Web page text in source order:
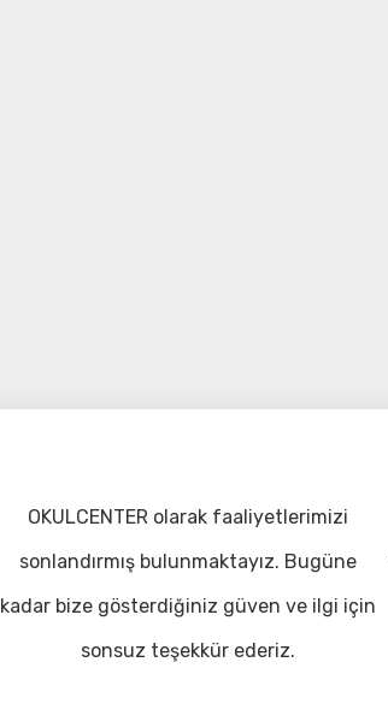
OKULCENTER olarak faaliyetlerimizi
sonlandırmış bulunmaktayız. Bugüne
kadar bize gösterdiğiniz güven ve ilgi için
sonsuz teşekkür ederiz.